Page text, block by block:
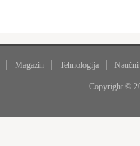
Magazin Tehnologija
Copyright ©